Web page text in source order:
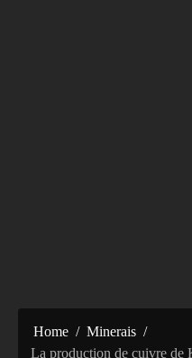
Home
Minerais
La production de cuivre de